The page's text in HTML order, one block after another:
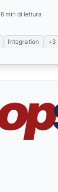
6 min di lettura
Integration +3